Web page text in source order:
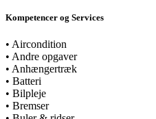
Kompetencer og Services
• Aircondition
• Andre opgaver
• Anhængertræk
• Batteri
• Bilpleje
• Bremser